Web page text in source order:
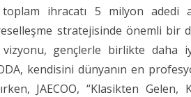
ihracatı 5 milyon adedi
stratejisinde önemli bir
vizyonu, gençlerle birlikte
kendisini dünyanın en
JAECOO, “Klasikten Gelen,